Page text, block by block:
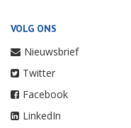
VOLG ONS
Nieuwsbrief
Twitter
Facebook
LinkedIn